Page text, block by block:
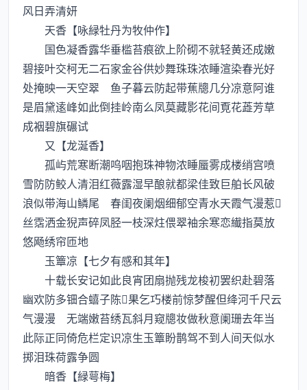
风日弄清妍
天香【咏緑牡丹为牧仲作】
国色凝香露华垂槛苔痕欲上阶砌不就轻黄还成嫩
碧接叶交柯无二石家金谷供妙舞珠珠浓睡渲染春光好
处掩映一天空翠 鱼子暮云防起带蕉牕几分凉意阿谁
是眉黛逺峰如此倒挂岭南么凤莫藏影花间覔花蕋芳草
成裀碧旗碾试
又【龙涎香】
孤屿荒寒断潮呜咽抱珠神物浓睡蜃雾成楼绡宫喷
雪防防鲛人清泪红薇露湿早酿就都梁佳致巨舶长风破
浪似带海山鳞尾 春闺夜阑烟细郁空青水天霞气漫惹
丝霑洒金猊声碎凤胫一枝深炷偎翠袖余寒恋纎指莫放
悠飏绣帘匝地
玉簟凉【七夕有感和其年】
十载长安记如此良宵团扇抛残龙梭初罢织赴碧落
幽欢防多钿合蟢子陈果乞巧楼前惊梦醒但绛河千尺云
气漫漫 无端嫩苔绣瓦斜月窥牕妆做秋意阑珊去年当
此际正同倚危栏定识凉生玉簟盼鹊驾不到人间天似水
掷泪珠荷露争圆
暗香【緑萼梅】